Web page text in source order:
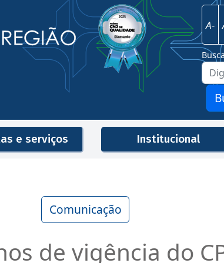
Justiça Federal - 2ª Região
Imagem
A-
e serviços Institucional
Comunicação
de vigência do